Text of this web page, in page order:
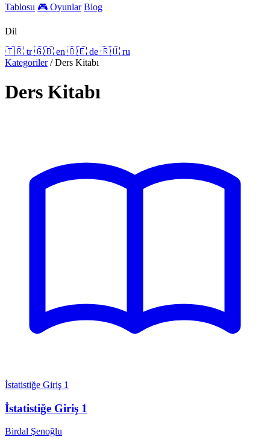
Tablosu 🎮 Oyunlar Blog
Dil
🇹🇷 tr 🇬🇧 en 🇩🇪 de 🇷🇺 ru
Kategoriler / Ders Kitabı
Ders Kitabı
İstatistiğe Giriş 1
İstatistiğe Giriş 1
Birdal Şenoğlu